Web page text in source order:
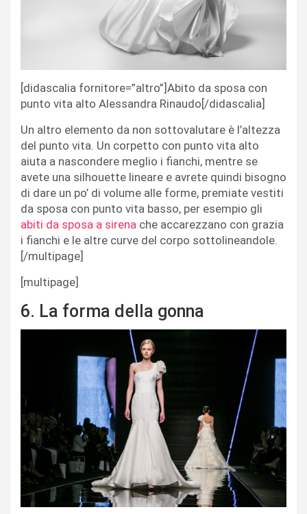
[didascalia fornitore=”altro”]Abito da sposa con
punto vita alto Alessandra Rinaudo[/didascalia]
Un altro elemento da non sottovalutare è l’altezza
del punto vita. Un corpetto con punto vita alto
aiuta a nascondere meglio i fianchi, mentre se
avete una silhouette lineare e avrete quindi bisogno
di dare un po’ di volume alle forme, premiate vestiti
da sposa con punto vita basso, per esempio gli
abiti da sposa a sirena che accarezzano con grazia
i fianchi e le altre curve del corpo sottolineandole.
[/multipage]
[multipage]
6. La forma della gonna